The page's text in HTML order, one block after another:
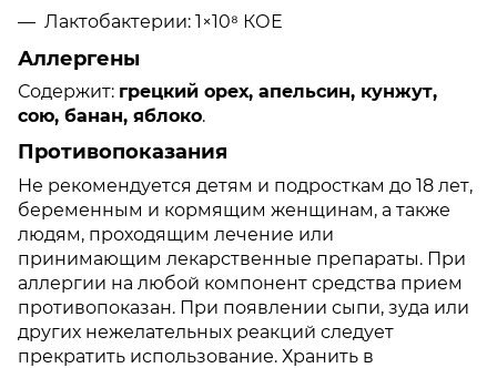
Лактобактерии: 1×10⁸ КОЕ
Аллергены
Содержит: грецкий орех, апельсин, кунжут,
сою, банан, яблоко.
Противопоказания
Не рекомендуется детям и подросткам до 18 лет,
беременным и кормящим женщинам, а также
людям, проходящим лечение или
принимающим лекарственные препараты. При
аллергии на любой компонент средства прием
противопоказан. При появлении сыпи, зуда или
других нежелательных реакций следует
прекратить использование. Хранить в